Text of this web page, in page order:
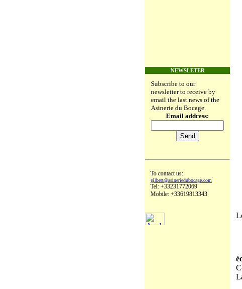
NEWSLETER
Subscribe to our
newsletter to receive by
email the last news of the
Asinerie du Bocage.
Email address:
To contact us:
gilbert@asineriedubocage.com
Tel: +33231772069
Mobile: +33619813343